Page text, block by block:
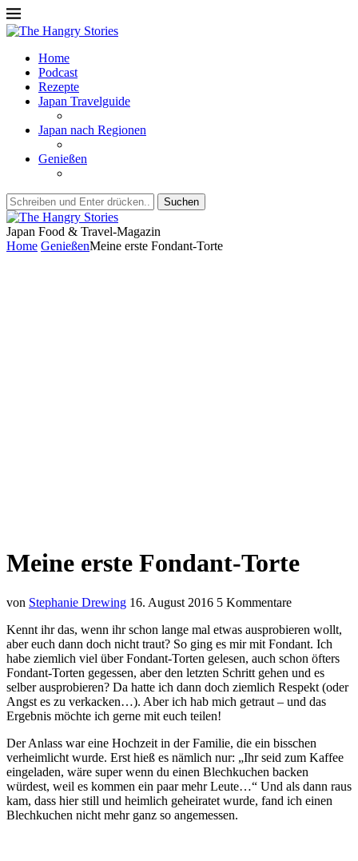
Home
Podcast
Rezepte
Japan Travelguide
Japan nach Regionen
Genießen
Suchen
Japan Food & Travel-Magazin
Home GenießenMeine erste Fondant-Torte
Meine erste Fondant-Torte
von Stephanie Drewing 16. August 2016 5 Kommentare
Kennt ihr das, wenn ihr schon lange mal etwas ausprobieren wollt,
aber euch dann doch nicht traut? So ging es mir mit Fondant. Ich
habe ziemlich viel über Fondant-Torten gelesen, auch schon öfters
Fondant-Torten gegessen, aber den letzten Schritt gehen und es
selber ausprobieren? Da hatte ich dann doch ziemlich Respekt (oder
Angst es zu verkacken…). Aber ich hab mich getraut – und das
Ergebnis möchte ich gerne mit euch teilen!
Der Anlass war eine Hochzeit in der Familie, die ein bisschen
verheimlicht wurde. Erst hieß es nämlich nur: „Ihr seid zum Kaffee
eingeladen, wäre super wenn du einen Blechkuchen backen
würdest, weil es kommen ein paar mehr Leute…“ Und als dann raus
kam, dass hier still und heimlich geheiratet wurde, fand ich einen
Blechkuchen nicht mehr ganz so angemessen.